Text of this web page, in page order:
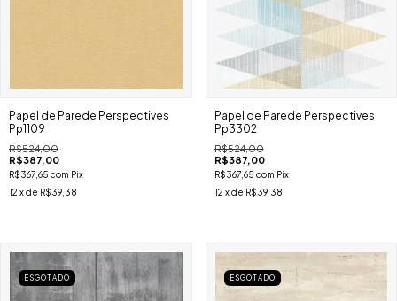
Papel de Parede Perspectives
Pp1109
R$524,00
R$387,00
R$367,65 com Pix
12 x de R$39,38
Papel de Parede Perspectives
Pp3302
R$524,00
R$387,00
R$367,65 com Pix
12 x de R$39,38
ESGOTADO ESGOTADO